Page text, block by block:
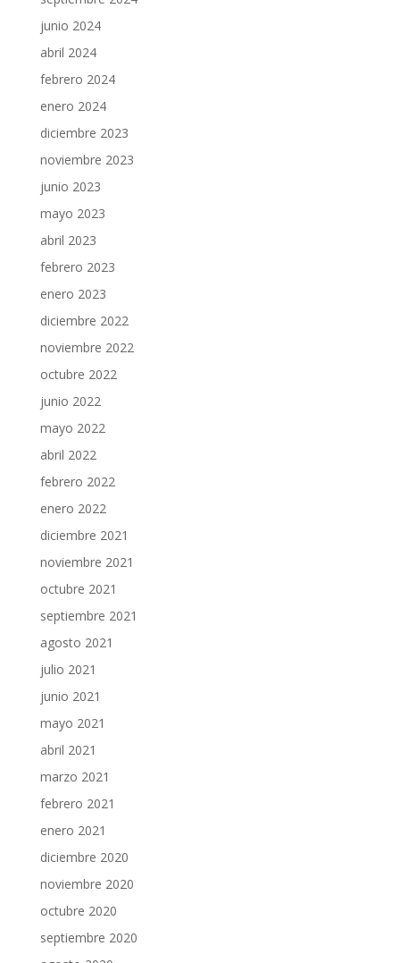
junio 2024
abril 2024
febrero 2024
enero 2024
diciembre 2023
noviembre 2023
junio 2023
mayo 2023
abril 2023
febrero 2023
enero 2023
diciembre 2022
noviembre 2022
octubre 2022
junio 2022
mayo 2022
abril 2022
febrero 2022
enero 2022
diciembre 2021
noviembre 2021
octubre 2021
septiembre 2021
agosto 2021
julio 2021
junio 2021
mayo 2021
abril 2021
marzo 2021
febrero 2021
enero 2021
diciembre 2020
noviembre 2020
octubre 2020
septiembre 2020